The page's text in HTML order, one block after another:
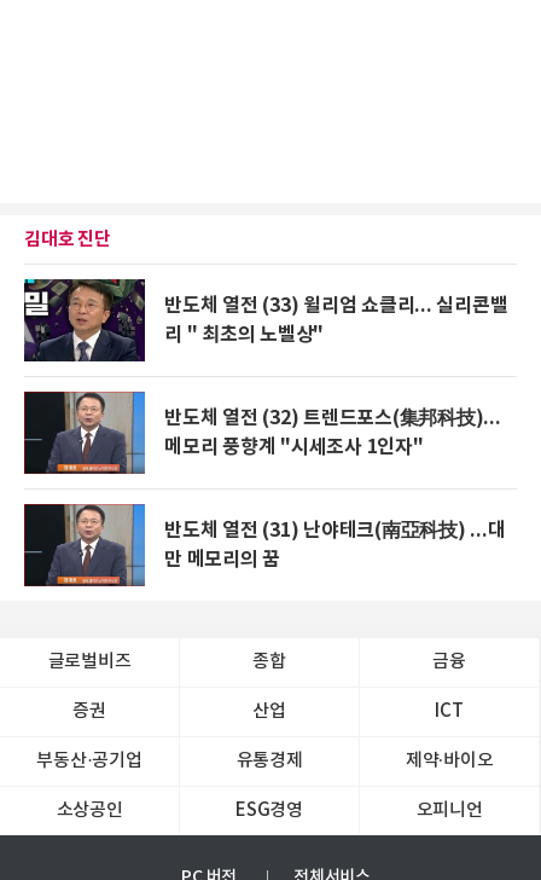
김대호 진단
반도체 열전 (33) 윌리엄 쇼클리... 실리콘밸
리 " 최초의 노벨상"
반도체 열전 (32) 트렌드포스(集邦科技)...
메모리 풍향계 "시세조사 1인자"
반도체 열전 (31) 난야테크(南亞科技) ...대
만 메모리의 꿈
글로벌비즈 종합 금융
증권 산업 ICT
부동산·공기업 유통경제 제약∙바이오
소상공인 ESG경영 오피니언